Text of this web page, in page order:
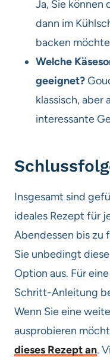
Ja, Sie können
dann im
backen
Welche
geeignet?
klassisch, aber
interessante
Insgesamt sind
ideales Rezept für
Abendessen bis zu
Sie unbedingt
Option aus. Für
Schritt-Anleitung
Wenn Sie eine
ausprobieren
dieses Rezept an.